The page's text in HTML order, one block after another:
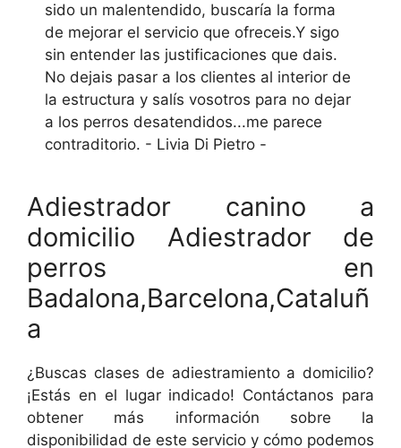
sido un malentendido, buscaría la forma
de mejorar el servicio que ofreceis.Y sigo
sin entender las justificaciones que dais.
No dejais pasar a los clientes al interior de
la estructura y salís vosotros para no dejar
a los perros desatendidos...me parece
contraditorio. - Livia Di Pietro -
Adiestrador canino a
domicilio Adiestrador de
perros en
Badalona,Barcelona,Cataluñ
a
¿Buscas clases de adiestramiento a domicilio?
¡Estás en el lugar indicado! Contáctanos para
obtener más información sobre la
disponibilidad de este servicio y cómo podemos